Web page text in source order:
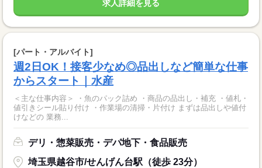
求人詳細を見る
[パート・アルバイト]
週2日OK！接客少なめ◎品出しなど簡単な仕事
からスタート｜水産
＜主な仕事内容＞ ・魚のパック詰め ・商品の品出し・補充 ・値札・
値引きシール貼り付け ・作業場の清掃・片付け まずは品出しや値付
けなどの 業務...
デリ・惣菜販売・デパ地下・食品販売
埼玉県越谷市/せんげん台駅（徒歩 23分）